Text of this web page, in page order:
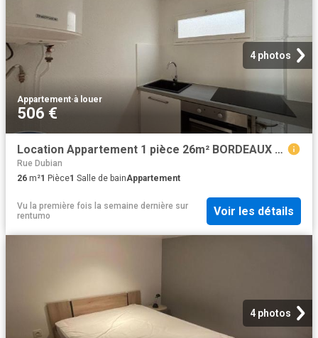
4 photos
Appartement·à louer
506 €
Location Appartement 1 pièce 26m² BORDEAUX 33000
Rue Dubian
26 m²1 Pièce1 Salle de bainAppartement
Vu la première fois la semaine dernière sur
rentumo
Voir les détails
4 photos